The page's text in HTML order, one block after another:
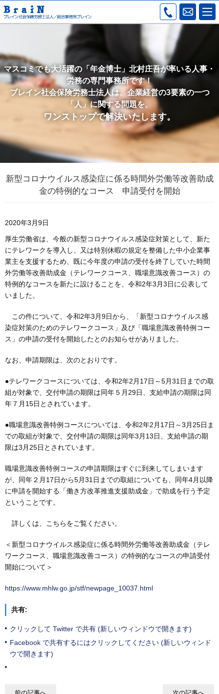
マスコミでも大活躍の「年金博士」北村庄吾が率いる人事・
労務の専門事務所です！
ブレイン社会保険労務士法人は、企業経営の3要素の一つ
「人」に関する問題を、
ワンストップで解決いたします。
新型コロナウイルス感染症に係る時間外労働等改善助成
金の特例的なコース 申請受付を開始
2020年3月9日
厚生労働省は、今般の新型コロナウイルス感染症対策として、新た
にテレワークを導入し、又は特別休暇の規定を整備した中小企業事
業主を支援するため、既に今年度の申請の受付を終了していた時間
外労働等改善助成金（テレワークコース、職場意識改善コース）の
特例的なコースを新たに設けることを、令和2年3月3日に公表して
いました。
この件について、令和2年3月9日から、「新型コロナウイルス感
染症対策のためのテレワークコース」及び「職場意識改善特例コー
ス」の申請の受付を開始したとのお知らせがありました。
なお、申請期限は、次のとおりです。
●テレワークコースについては、令和2年2月17日～5月31日までの取
組が対象で、交付申請の期限は同年５月29日、支給申請の期限は同
年７月15日とされています。
●職場意識改善特例コースについては、令和2年2月17日～3月25日ま
での取組が対象で、交付申請の期限は同年3月13日、支給申請の期
限は3月25日とされています。
職場意識改善特例コースの申請期限はすぐに到来してしまいます
が、同年２月17日から5月31日までの取組についても、同年4月以降
に申請を開始する「働き方改革推進支援助成金」で助成を行う予定
ということです。
詳しくは、こちらをご覧ください。
＜新型コロナウイルス感染症に係る時間外労働等改善助成金（テレ
ワークコース、職場意識改善コース）の特例的なコースの申請受付
開始について＞
https://www.mhlw.go.jp/stf/newpage_10037.html
共有:
クリックして Twitter で共有 (新しいウィンドウで開きます)
Facebook で共有するにはクリックしてください (新しいウィンド
ウで開きます)